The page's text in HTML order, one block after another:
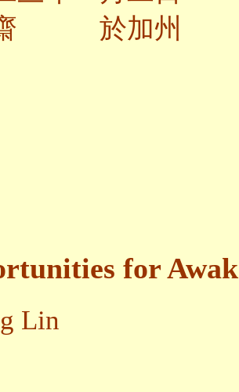
齋 於加州
for
Lin